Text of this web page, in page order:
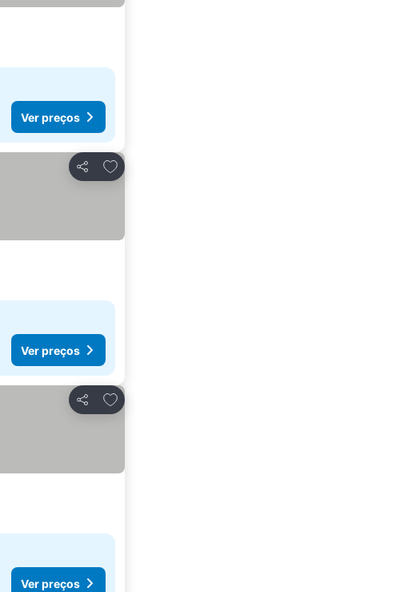
Ver preços
Partilhar
Adicionar aos favoritos
Ver preços
Partilhar
Adicionar aos favoritos
Ver preços